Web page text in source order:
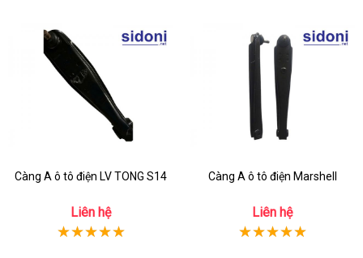
Càng A ô tô điện LV TONG S14
Liên hệ
Càng A ô tô điện Marshell
Liên hệ